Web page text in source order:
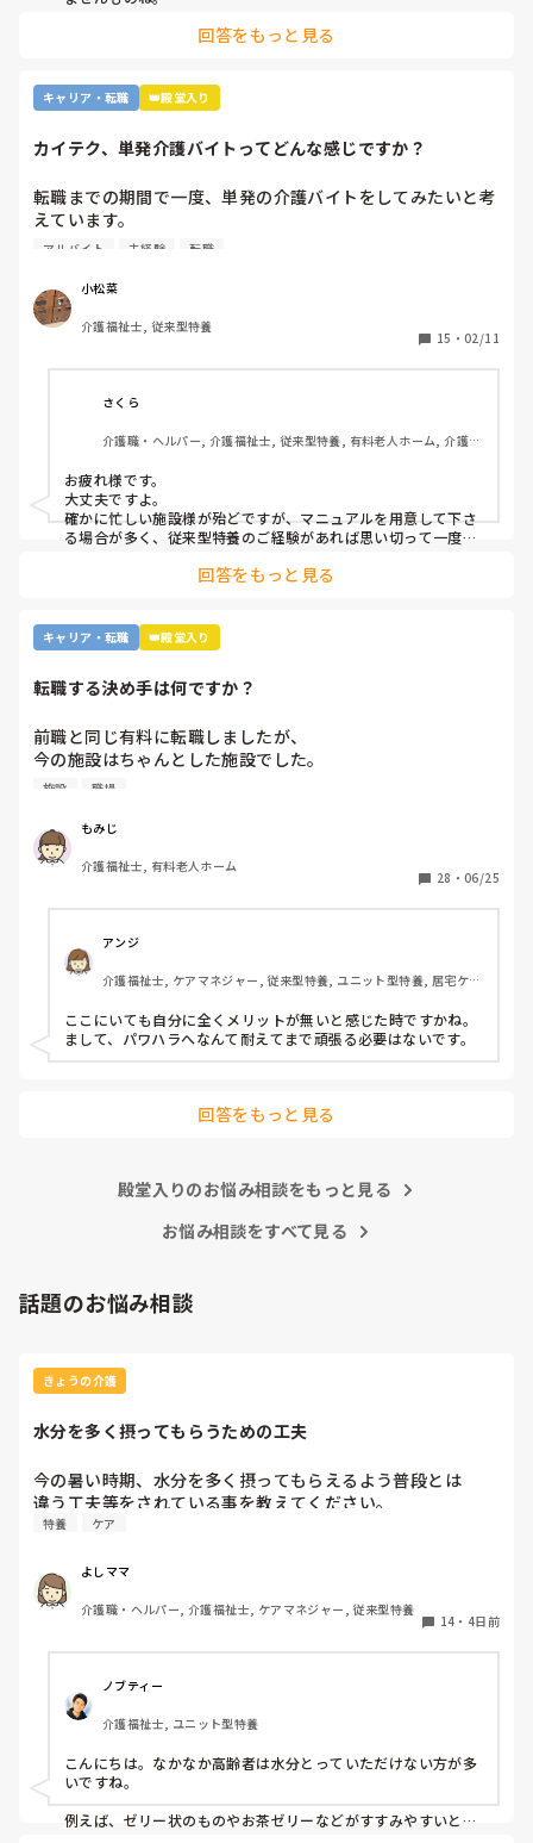
回答をもっと見る
キャリア・転職 👑殿堂入り
カイテク、単発介護バイトってどんな感じですか？
転職までの期間で一度、単発の介護バイトをしてみたいと考
えています。
ですが単発バイトを求めてるってことはそれなりに忙しい施
かなか踏み出せずにいます。
もし経験ある方いらっしゃいましたら、どんな感じだったか
アルバイト 未経験 転職
小松菜
介護福祉士, 従来型特養
15 ・ 02/11
さくら
介護職・ヘルパー, 介護福祉士, 従来型特養, 有料老人ホーム, 介護老
実務者研修, ユニット型特養, 障害者支援施設
お疲れ様です。
大丈夫ですよ。
確かに忙しい施設様が殆どですが、マニュアルを用意して下さ
る場合が多く、従来型特養のご経験があれば思い切って一度働
施設様のレビューが書かれているので、参考になさると良いか
回答をもっと見る
キャリア・転職 👑殿堂入り
転職する決め手は何ですか？
前職と同じ有料に転職しましたが、
今の施設はちゃんとした施設でした。
いつもご機嫌を伺うみたいなとこが
あり、機嫌が悪いと理不尽に叱られる
みたいなとこがあり凹んだりしてました。
6月入社して最初は違い過ぎる事ばかりで
戸惑い、仕事を覚えるのが大変でしたが、
介護の仕事だけに集中出来る今の職場は
有難いなと感謝しています。
皆さんの転職する決め手は何ですか？
施設 職場
もみじ
介護福祉士, 有料老人ホーム
28 ・ 06/25
アンジ
介護福祉士, ケアマネジャー, 従来型特養, ユニット型特養, 居宅ケア
ここにいても自分に全くメリットが無いと感じた時ですかね。
まして、パワハラへなんて耐えてまで頑張る必要はないです。
回答をもっと見る
殿堂入りのお悩み相談をもっと見る
お悩み相談をすべて見る
話題のお悩み相談
きょうの介護
水分を多く摂ってもらうための工夫
今の暑い時期、水分を多く摂ってもらえるよう普段とは
違う工夫等をされている事を教えてください。
特養 ケア
よしママ
介護職・ヘルパー, 介護福祉士, ケアマネジャー, 従来型特養
14 ・ 4日前
ノブティー
介護福祉士, ユニット型特養
こんにちは。なかなか高齢者は水分とっていただけない方が多
いですね。
例えば、ゼリー状のものやお茶ゼリーなどがすすみやすいと思